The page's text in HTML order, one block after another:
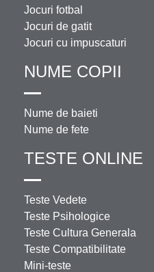
Jocuri fotbal
Jocuri de gatit
Jocuri cu impuscaturi
NUME COPII
Nume de baieti
Nume de fete
TESTE ONLINE
Teste Vedete
Teste Psihologice
Teste Cultura Generala
Teste Compatibilitate
Mini-teste